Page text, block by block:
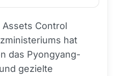
Control
hat
das Pyongyang-
gezielte